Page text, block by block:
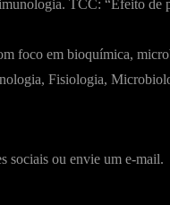
TCC: “Efeito de
foco em bioquímica,
Fisiologia,
sociais ou envie um e-mail.